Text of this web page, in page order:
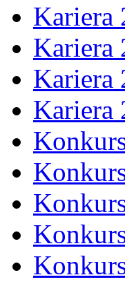
Kariera
Kariera
Kariera
Kariera